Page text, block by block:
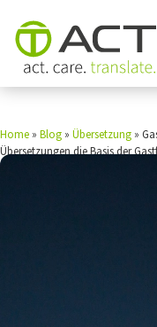
Home » Blog » Übersetzung »
Übersetzungen die Basis der